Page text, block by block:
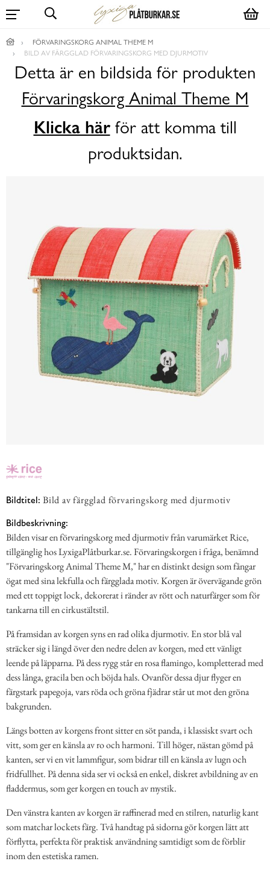
FÖRVARINGSKORG ANIMAL THEME M
BILD AV FÄRGGLAD FÖRVARINGSKORG MED DJURMOTIV
Detta är en bildsida för produkten
Förvaringskorg Animal Theme M
Klicka härför att komma till
produktsidan.
Bildtitel: Bild av färgglad förvaringskorg med djurmotiv
Bildbeskrivning:
Bilden visar en förvaringskorg med djurmotiv från varumärket Rice,
tillgänglig hos LyxigaPlåtburkar.se. Förvaringskorgen i fråga, benämnd
"Förvaringskorg Animal Theme M," har en distinkt design som fångar
ögat med sina lekfulla och färgglada motiv. Korgen är övervägande grön
med ett toppigt lock, dekorerat i ränder av rött och naturfärger som för
tankarna till en cirkustältstil.
På framsidan av korgen syns en rad olika djurmotiv. En stor blå val
sträcker sig i längd över den nedre delen av korgen, med ett vänligt
leende på läpparna. På dess rygg står en rosa flamingo, kompletterad med
dess långa, gracila ben och böjda hals. Ovanför dessa djur flyger en
färgstark papegoja, vars röda och gröna fjädrar står ut mot den gröna
bakgrunden.
Längs botten av korgens front sitter en söt panda, i klassiskt svart och
vitt, som ger en känsla av ro och harmoni. Till höger, nästan gömd på
kanten, ser vi en vit lammfigur, som bidrar till en känsla av lugn och
fridfullhet. På denna sida ser vi också en enkel, diskret avbildning av en
fladdermus, som ger korgen en touch av mystik.
Den vänstra kanten av korgen är raffinerad med en stilren, naturlig kant
som matchar lockets färg. Två handtag på sidorna gör korgen lätt att
förflytta, perfekta för praktisk användning samtidigt som de förblir
inom den estetiska ramen.